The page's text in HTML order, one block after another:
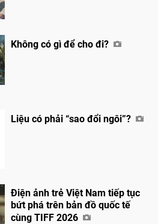
Không có gì để cho đi?
Liệu có phải “sao đổi ngôi”?
Điện ảnh trẻ Việt Nam tiếp tục
bứt phá trên bản đồ quốc tế
cùng TIFF 2026